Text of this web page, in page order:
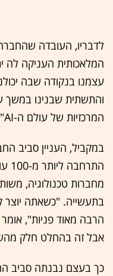
לדבריו, העובדה
המלאכותית העניקה לה
עצמנו בנקודה שבה
והתשתית שבנינו במשך
המרכזיות של עולם ה-AI".
במקביל, העניין סביב
מחברות טכנולוגיה,
בתעשייה. "כשאתה יוצר
הרבה מאוד פניות", אומר
אבל זה בהחלט חלק
כך בעצם נבנתה סביב